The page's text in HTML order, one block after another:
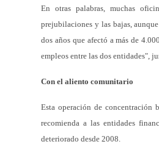
En otras palabras, muchas
prejubilaciones y las bajas,
dos años que afectó a más de
empleos entre las dos entidades",
Con el aliento comunitario
Esta operación de concentración
recomienda a las entidades
deteriorado desde 2008.